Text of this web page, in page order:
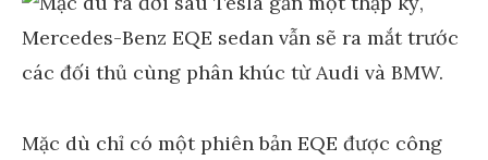
Mặc dù chỉ có một phiên bản EQE được công